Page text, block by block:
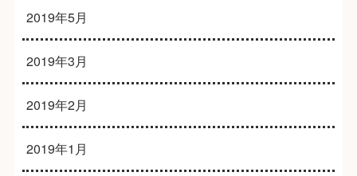
2019年5月
2019年3月
2019年2月
2019年1月